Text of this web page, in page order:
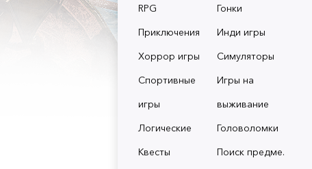
RPG
Гонки
Приключения
Инди игры
Хоррор игры
Симуляторы
Спортивные
игры
Игры на
выживание
Логические
Головоломки
Квесты
Поиск предме.